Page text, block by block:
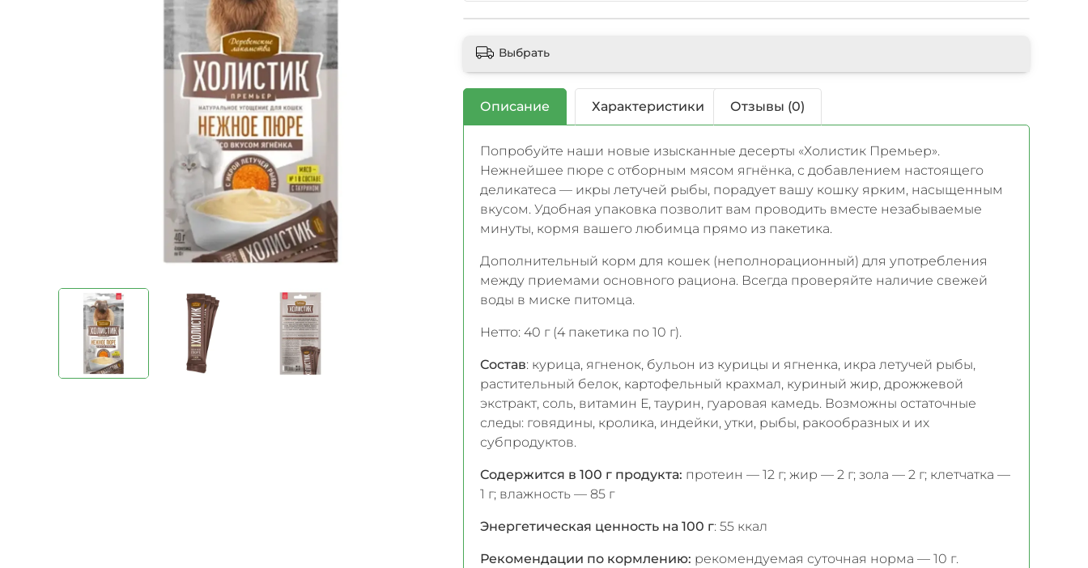
Выбрать
Описание Характеристики Отзывы (0)
Попробуйте наши новые изысканные десерты «Холистик Премьер».
Нежнейшее пюре c отборным мясом ягнёнка, с добавлением настоящего
деликатеса — икры летучей рыбы, порадует вашу кошку ярким, насыщенным
вкусом. Удобная упаковка позволит вам проводить вместе незабываемые
минуты, кормя вашего любимца прямо из пакетика.
Дополнительный корм для кошек (неполнорационный) для употребления
между приемами основного рациона. Всегда проверяйте наличие свежей
воды в миске питомца.
Нетто: 40 г (4 пакетика по 10 г).
Состав: курица, ягненок, бульон из курицы и ягненка, икра летучей рыбы,
растительный белок, картофельный крахмал, куриный жир, дрожжевой
экстракт, соль, витамин Е, таурин, гуаровая камедь. Возможны остаточные
следы: говядины, кролика, индейки, утки, рыбы, ракообразных и их
субпродуктов.
Содержится в 100 г продукта: протеин — 12 г; жир — 2 г; зола — 2 г; клетчатка —
1 г; влажность — 85 г
Энергетическая ценность на 100 г: 55 ккал
Рекомендации по кормлению: рекомендуемая суточная норма — 10 г.